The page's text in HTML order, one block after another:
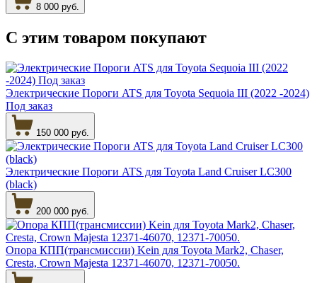
8 000 руб.
С этим товаром покупают
Электрические Пороги ATS для Toyota Sequoia III (2022 -2024)
Под заказ
150 000 руб.
Электрические Пороги ATS для Toyota Land Cruiser LC300
(black)
200 000 руб.
Опора КПП(трансмиссии) Kein для Toyota Mark2, Chaser,
Cresta, Crown Majesta 12371-46070, 12371-70050.